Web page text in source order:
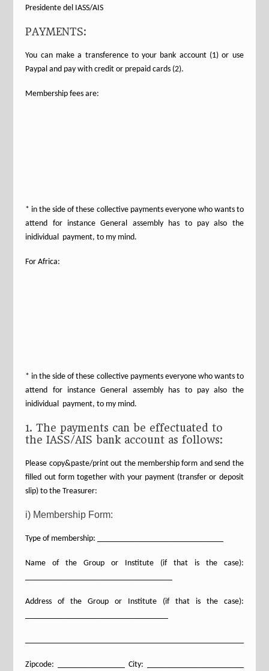
Presidente del IASS/AIS
PAYMENTS:
You can make a transference to your bank account (1) or use
Paypal and pay with credit or prepaid cards (2).
Membership fees are:
* in the side of these collective payments everyone who wants to
attend for instance General assembly has to pay also the
inidividual payment, to my mind.
For Africa:
* in the side of these collective payments everyone who wants to
attend for instance General assembly has to pay also the
inidividual payment, to my mind.
1. The payments can be effectuated to
the IASS/AIS bank account as follows:
Please copy&paste/print out the membership form and send the
filled out form together with your payment (transfer or deposit
slip) to the Treasurer:
i) Membership Form:
Type of membership: ______________________________
Name of the Group or Institute (if that is the case):
Address of the Group or Institute (if that is the case):
Zipcode: ________________ City: _______________________